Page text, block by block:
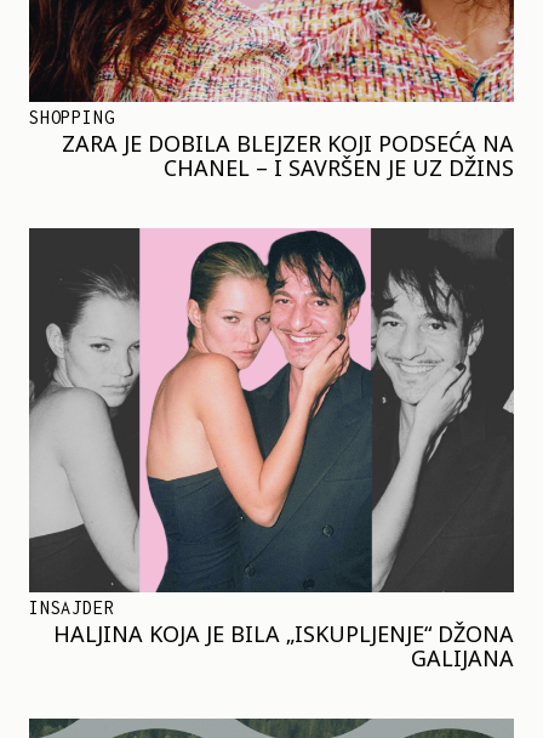
SHOPPING
ZARA JE DOBILA BLEJZER KOJI PODSEĆA NA
CHANEL – I SAVRŠEN JE UZ DŽINS
INSAJDER
HALJINA KOJA JE BILA „ISKUPLJENJE“ DŽONA
GALIJANA